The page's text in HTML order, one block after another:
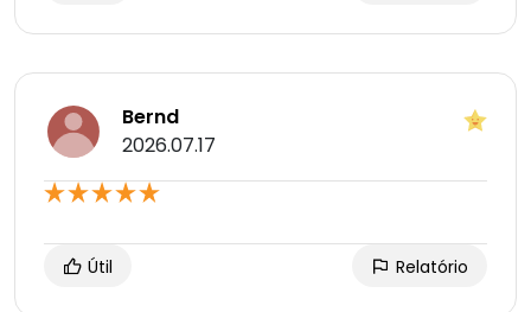
Bernd
2026.07.17
Útil Relatório